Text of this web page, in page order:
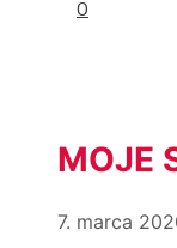
0
MOJE
7. marca